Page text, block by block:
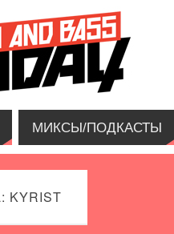
МИКСЫ/ПОДКАСТЫ
KYRIST